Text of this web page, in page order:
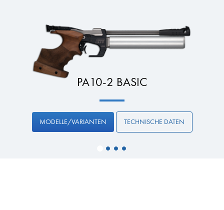
PA10-2 BASIC
MODELLE/VARIANTEN TECHNISCHE DATEN